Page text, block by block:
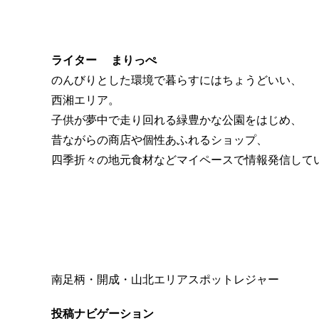
ライター まりっぺ
のんびりとした環境で暮らすにはちょうどいい、
西湘エリア。
子供が夢中で走り回れる緑豊かな公園をはじめ、
昔ながらの商店や個性あふれるショップ、
四季折々の地元食材などマイペースで情報発信して
南足柄・開成・山北エリアスポット レジャー
投稿ナビゲーション